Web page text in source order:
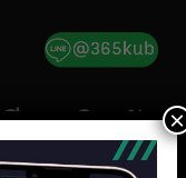
ก คริสตัล
Crystal
×